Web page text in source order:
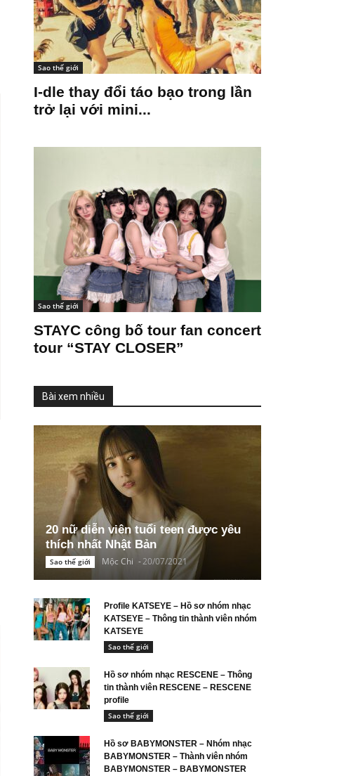
Sao thế giới
I-dle thay đổi táo bạo trong lần
trở lại với mini...
Sao thế giới
STAYC công bố tour fan concert
tour “STAY CLOSER”
Bài xem nhiều
20 nữ diễn viên tuổi teen được yêu
thích nhất Nhật Bản
Sao thế giới Mộc Chi -20/07/2021
Profile KATSEYE – Hồ sơ nhóm nhạc
KATSEYE – Thông tin thành viên nhóm
KATSEYE
Sao thế giới
Hồ sơ nhóm nhạc RESCENE – Thông
tin thành viên RESCENE – RESCENE
profile
Sao thế giới
Hồ sơ BABYMONSTER – Nhóm nhạc
BABYMONSTER – Thành viên nhóm
BABYMONSTER – BABYMONSTER